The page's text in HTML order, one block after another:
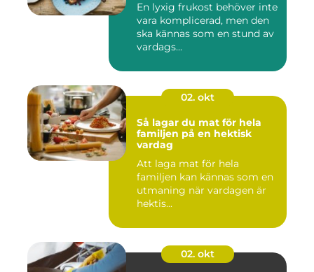
En lyxig frukost behöver inte
vara komplicerad, men den
ska kännas som en stund av
vardags...
02. okt
Så lagar du mat för hela
familjen på en hektisk
vardag
Att laga mat för hela
familjen kan kännas som en
utmaning när vardagen är
hektis...
02. okt